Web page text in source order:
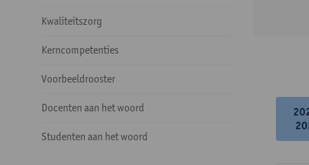
Kwaliteitszorg
Kerncompetenties
Voorbeeldrooster
Docenten aan het woord
Studenten aan het woord